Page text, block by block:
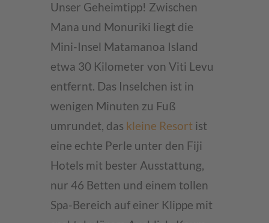
Unser Geheimtipp! Zwischen
Mana und Monuriki liegt die
Mini-Insel Matamanoa Island
etwa 30 Kilometer von Viti Levu
entfernt. Das Inselchen ist in
wenigen Minuten zu Fuß
umrundet, das kleine Resort ist
eine echte Perle unter den Fiji
Hotels mit bester Ausstattung,
nur 46 Betten und einem tollen
Spa-Bereich auf einer Klippe mit